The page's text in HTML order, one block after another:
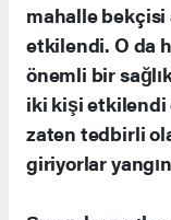
mahalle bekçisi
etkilendi. O da
önemli bir
iki kişi etkilendi
zaten tedbirli
giriyorlar